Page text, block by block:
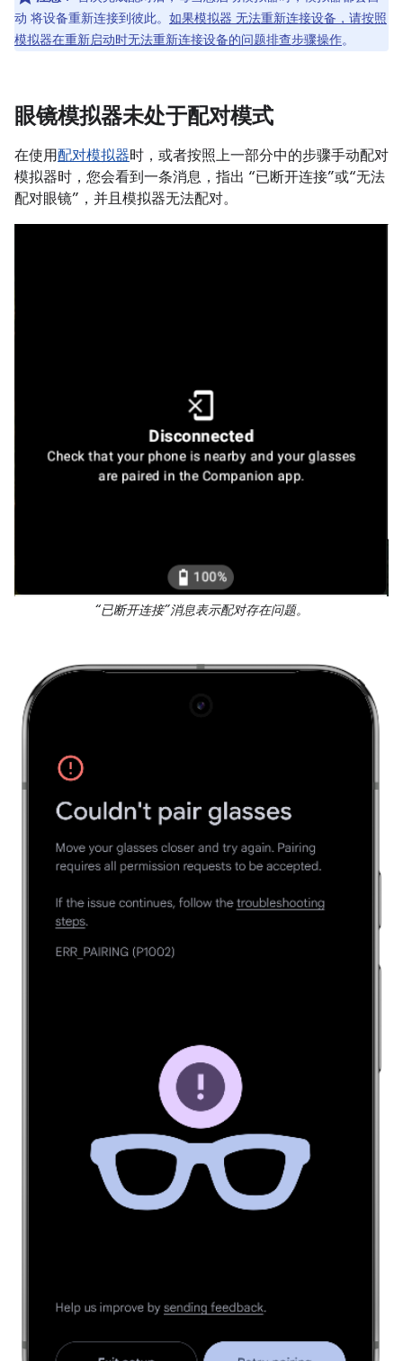
动 将设备重新连接到彼此。 如果模拟器 无法重新连接设备，请按照
模拟器在重新启动时无法重新连接设备的问题排查步骤操作。
眼镜模拟器未处于配对模式
在使用配对模拟器时，或者按照上一部分中的步骤手动配对
模拟器时，您会看到一条消息，指出 “已断开连接”或“无法
配对眼镜”，并且模拟器无法配对。
“已断开连接”消息表示配对存在问题。